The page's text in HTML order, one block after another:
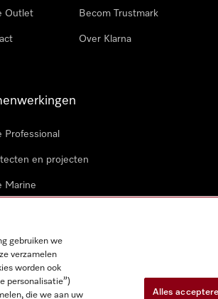
Outlet Becom Trustmark
Over Klarna
Professional
en projecten
Marine
gebruiken we
verzamelen
worden ook
personalisatie”)
die we aan uw
Alles